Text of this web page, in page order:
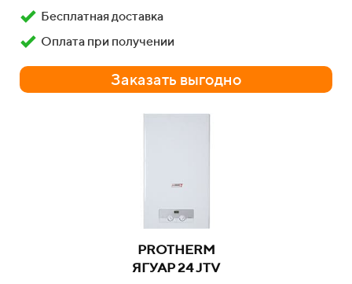
Бесплатная доставка
Оплата при получении
Заказать выгодно
PROTHERM
ЯГУАР 24 JTV
4511E
Оплата при получении
Заказать выгодно